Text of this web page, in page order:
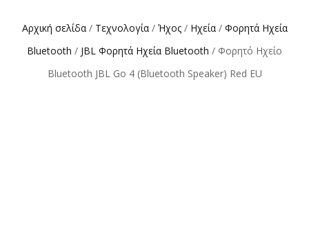
Αρχική σελίδα/ Τεχνολογία/ Ήχος/ Ηχεία/ Φορητά Ηχεία
Bluetooth / JBL Φορητά Ηχεία Bluetooth / Φορητό Ηχείο
Bluetooth JBL Go 4 (Bluetooth Speaker) Red EU